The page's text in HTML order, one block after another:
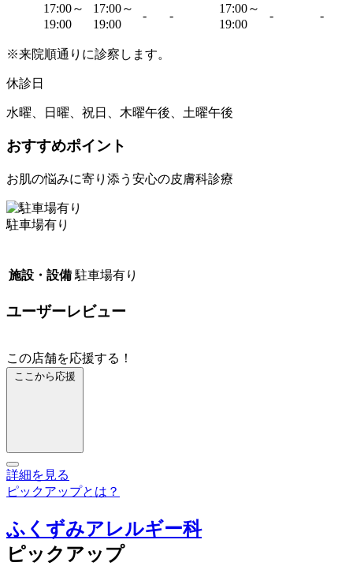
17:00～
19:00
17:00～
19:00
- -
17:00～
19:00
- -
※来院順通りに診察します。
休診日
水曜、日曜、祝日、木曜午後、土曜午後
おすすめポイント
お肌の悩みに寄り添う安心の皮膚科診療
駐車場有り
施設・設備 駐車場有り
ユーザーレビュー
この店舗を応援する！
ここから応援
詳細を見る
ピックアップとは？
ふくずみアレルギー科
ピックアップ